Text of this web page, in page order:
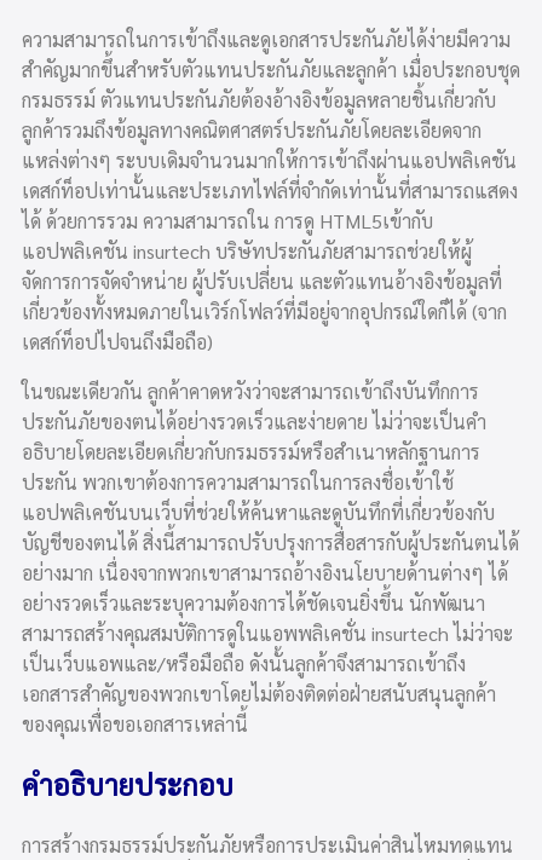
ความสามารถในการเข้าถึงและดูเอกสารประกันภัยได้ง่ายมีความ
สำคัญมากขึ้นสำหรับตัวแทนประกันภัยและลูกค้า เมื่อประกอบชุด
กรมธรรม์ ตัวแทนประกันภัยต้องอ้างอิงข้อมูลหลายชิ้นเกี่ยวกับ
ลูกค้ารวมถึงข้อมูลทางคณิตศาสตร์ประกันภัยโดยละเอียดจาก
แหล่งต่างๆ ระบบเดิมจำนวนมากให้การเข้าถึงผ่านแอปพลิเคชัน
เดสก์ท็อปเท่านั้นและประเภทไฟล์ที่จำกัดเท่านั้นที่สามารถแสดง
ได้ ด้วยการรวม ความสามารถใน การดู HTML5เข้ากับ
แอปพลิเคชัน insurtech บริษัทประกันภัยสามารถช่วยให้ผู้
จัดการการจัดจำหน่าย ผู้ปรับเปลี่ยน และตัวแทนอ้างอิงข้อมูลที่
เกี่ยวข้องทั้งหมดภายในเวิร์กโฟลว์ที่มีอยู่จากอุปกรณ์ใดก็ได้ (จาก
เดสก์ท็อปไปจนถึงมือถือ)
ในขณะเดียวกัน ลูกค้าคาดหวังว่าจะสามารถเข้าถึงบันทึกการ
ประกันภัยของตนได้อย่างรวดเร็วและง่ายดาย ไม่ว่าจะเป็นคำ
อธิบายโดยละเอียดเกี่ยวกับกรมธรรม์หรือสำเนาหลักฐานการ
ประกัน พวกเขาต้องการความสามารถในการลงชื่อเข้าใช้
แอปพลิเคชันบนเว็บที่ช่วยให้ค้นหาและดูบันทึกที่เกี่ยวข้องกับ
บัญชีของตนได้ สิ่งนี้สามารถปรับปรุงการสื่อสารกับผู้ประกันตนได้
อย่างมาก เนื่องจากพวกเขาสามารถอ้างอิงนโยบายด้านต่างๆ ได้
อย่างรวดเร็วและระบุความต้องการได้ชัดเจนยิ่งขึ้น นักพัฒนา
สามารถสร้างคุณสมบัติการดูในแอพพลิเคชั่น insurtech ไม่ว่าจะ
เป็นเว็บแอพและ/หรือมือถือ ดังนั้นลูกค้าจึงสามารถเข้าถึง
เอกสารสำคัญของพวกเขาโดยไม่ต้องติดต่อฝ่ายสนับสนุนลูกค้า
ของคุณเพื่อขอเอกสารเหล่านี้
คำอธิบายประกอบ
การสร้างกรมธรรม์ประกันภัยหรือการประเมินค่าสินไหมทดแทน